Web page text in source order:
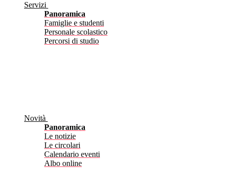
Servizi
Panoramica
Famiglie e studenti
Personale scolastico
Percorsi di studio
Novità
Panoramica
Le notizie
Le circolari
Calendario eventi
Albo online